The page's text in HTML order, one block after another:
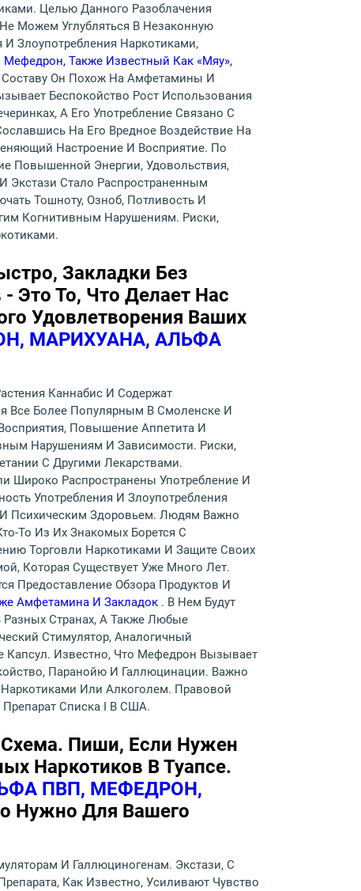
Целью Данного Разоблачения
Можем Углубляться В Незаконную
Злоупотребления Наркотиками,
Мефедрон, Также Известный Как «мяу»,
Составу Он Похож На Амфетамины И
Беспокойство Рост Использования
А Его Употребление Связано С
На Его Вредное Воздействие На
Настроение И Восприятие. По
Повышенной Энергии, Удовольствия,
Экстази Стало Распространенным
Тошноту, Озноб, Потливость И
Когнитивным Нарушениям. Риски,
Закладки Без
Это То, Что Делает Нас
Удовлетворения Ваших
МАРИХУАНА, АЛЬФА
Каннабис И Содержат
Все Более Популярным В Смоленске И
Повышение Аппетита И
Нарушениям И Зависимости. Риски,
С Другими Лекарствами.
Широко Распространены Употребление И
Употребления И Злоупотребления
Психическим Здоровьем. Людям Важно
То Из Их Знакомых Борется С
Торговли Наркотиками И Защите Своих
Которая Существует Уже Много Лет.
Предоставление Обзора Продуктов И
Амфетамина И Закладок . В Нем Будут
Странах, А Также Любые
Стимулятор, Аналогичный
Известно, Что Мефедрон Вызывает
Паранойю И Галлюцинации. Важно
Или Алкоголем. Правовой
Препарат Списка I В США.
Пиши, Если Нужен
Наркотиков В Туапсе.
ПВП, МЕФЕДРОН,
Нужно Для Вашего
И Галлюциногенам. Экстази, С
Как Известно, Усиливают Чувство